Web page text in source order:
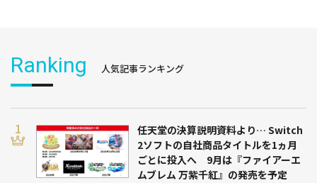
Ranking 人気記事ランキング
任天堂の決算説明資料より… Switch
2ソフトの自社商品タイトルを1ヵ月
ごとに投入へ 9月は『ファイアーエ
ムブレム 万紫千紅』の発売を予定